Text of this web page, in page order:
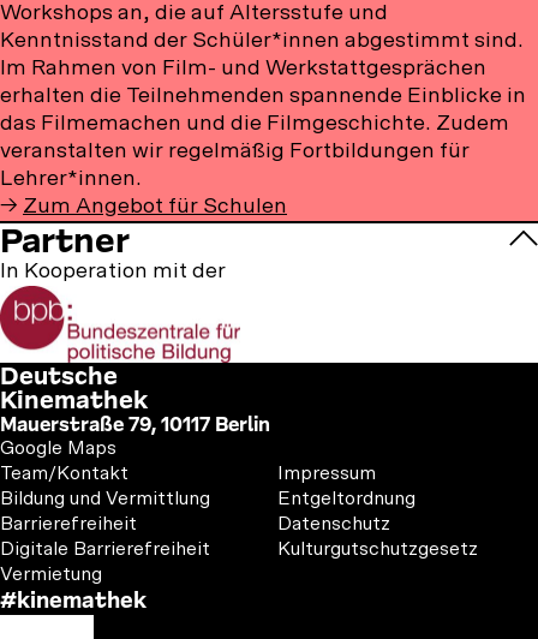
Workshops an, die auf Altersstufe und
Kenntnisstand der Schüler*innen abgestimmt sind.
Im Rahmen von Film- und Werkstattgesprächen
erhalten die Teilnehmenden spannende Einblicke in
das Filmemachen und die Filmgeschichte. Zudem
veranstalten wir regelmäßig Fortbildungen für
Lehrer*innen.
→ Zum Angebot für Schulen
Informationen
zu
Förderern
Partner
In Kooperation mit der
Deutsche
Kinemathek
Mauerstraße 79, 10117 Berlin
Google Maps
Footer
1
Team/Kontakt
Bildung und Vermittlung
Barrierefreiheit
Digitale Barrierefreiheit
Vermietung
Footer
2
Impressum
Entgeltordnung
Datenschutz
Kulturgutschutzgesetz
#kinemathek